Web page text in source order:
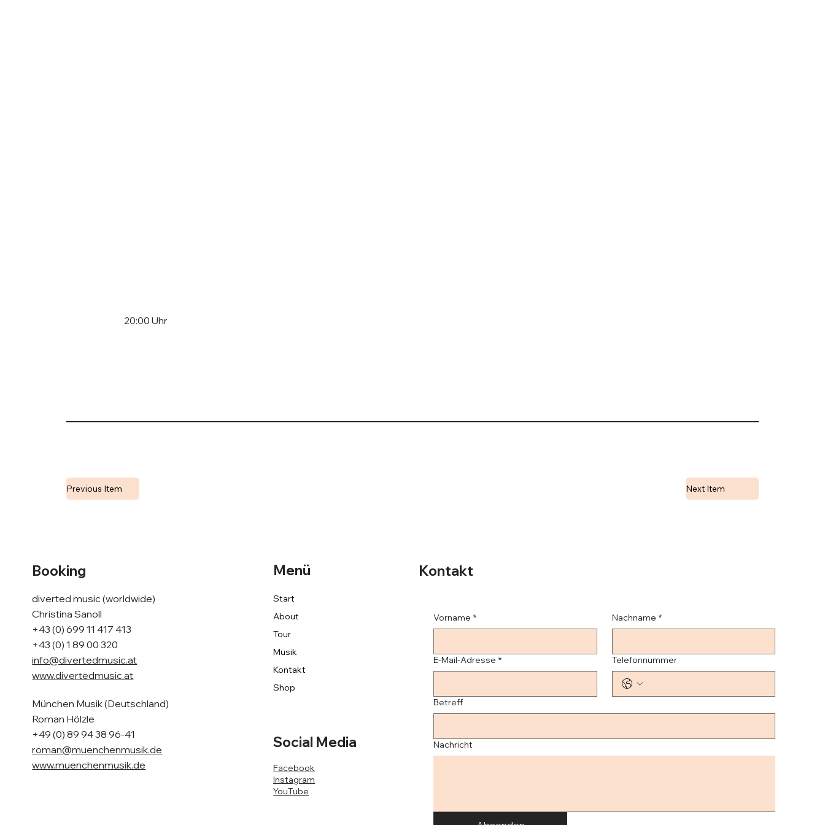
20:00 Uhr
Next Item
Previous Item
Booking
diverted music (worldwide)
Christina Sanoll
+43 (0) 699 11 417 413
+43 (0) 1 89 00 320
info@divertedmusic.at
www.divertedmusic.at
München Musik (Deutschland)
Roman Hölzle
+49 (0) 89 94 38 96-41
roman@muenchenmusik.de
www.muenchenmusik.de
Facebook
Instagram
YouTube
Social Media
Start
About
Tour
Musik
Kontakt
Shop
Menü Kontakt
Vorname * Nachname *
E-Mail-Adresse * Telefonnummer
Betreff
Nachricht